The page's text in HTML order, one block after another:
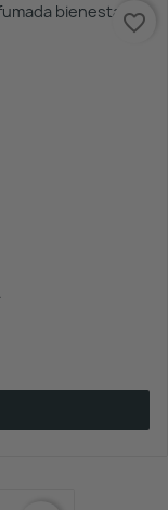
favorite_border